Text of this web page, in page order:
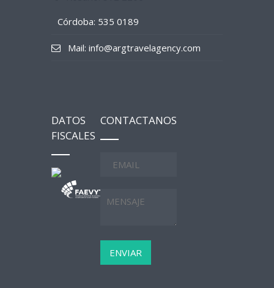
Córdoba: 535 0189
Mail: info@argtravelagency.com
DATOS
FISCALES
CONTACTANOS